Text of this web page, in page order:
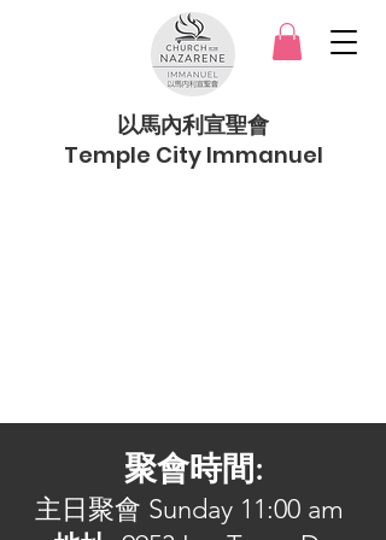
以馬內利宣聖會
Temple City Immanuel
聚會時間:
主日聚會 Sunday 11:00 am